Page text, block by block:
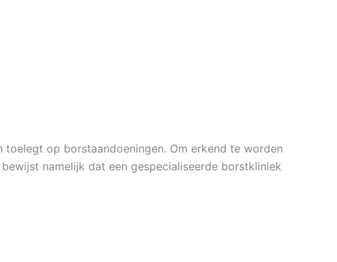
op borstaandoeningen. Om erkend te worden
namelijk dat een gespecialiseerde borstkliniek